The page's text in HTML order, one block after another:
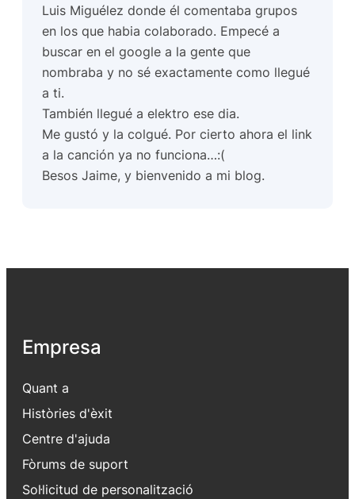
Luis Miguélez donde él comentaba grupos
en los que habia colaborado. Empecé a
buscar en el google a la gente que
nombraba y no sé exactamente como llegué
a ti.
También llegué a elektro ese dia.
Me gustó y la colgué. Por cierto ahora el link
a la canción ya no funciona…:(
Besos Jaime, y bienvenido a mi blog.
Empresa
Quant a
Històries d'èxit
Centre d'ajuda
Fòrums de suport
Sol·licitud de personalització